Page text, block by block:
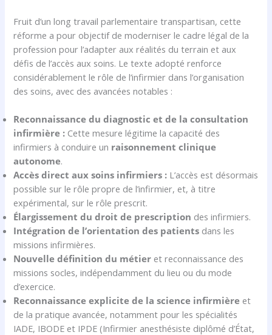
Fruit d’un long travail parlementaire transpartisan, cette
réforme a pour objectif de moderniser le cadre légal de la
profession pour l’adapter aux réalités du terrain et aux
défis de l’accès aux soins. Le texte adopté renforce
considérablement le rôle de l’infirmier dans l’organisation
des soins, avec des avancées notables :
Reconnaissance du diagnostic et de la consultation
infirmière : Cette mesure légitime la capacité des
infirmiers à conduire un raisonnement clinique
autonome.
Accès direct aux soins infirmiers : L’accès est désormais
possible sur le rôle propre de l’infirmier, et, à titre
expérimental, sur le rôle prescrit.
Élargissement du droit de prescription des infirmiers.
Intégration de l’orientation des patients dans les
missions infirmières.
Nouvelle définition du métier et reconnaissance des
missions socles, indépendamment du lieu ou du mode
d’exercice.
Reconnaissance explicite de la science infirmière et
de la pratique avancée, notamment pour les spécialités
IADE, IBODE et IPDE (Infirmier anesthésiste diplômé d’État,